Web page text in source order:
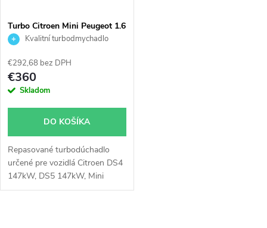
e
p
r
d
u
s
p
r
o
d
u
k
Turbo Citroen Mini Peugeot 1.6
KKK 53039700118
Kvalitní turbodmychadlo
€292,68 bez DPH
€360
Skladom
DO KOŠÍKA
Repasované turbodúchadlo
určené pre vozidlá Citroen DS4
147kW, DS5 147kW, Mini
Cooper S 120kW 128kW